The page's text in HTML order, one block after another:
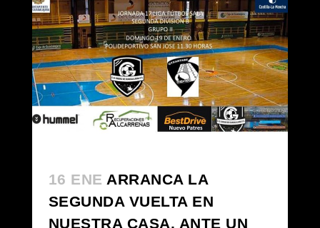
16 ENE ARRANCA LA
SEGUNDA VUELTA EN
NUESTRA CASA, ANTE UN